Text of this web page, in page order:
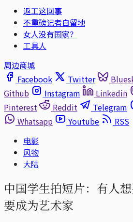
返工这回事
不重磅记者自留地
女人没有国家？
工具人
周边商城
Facebook
Twitter
Github
Instagram Linkedin
Pinterest
Reddit Telegram
Whatsapp
Youtube
RSS
电影
风物
大陆
中国学生拍短片：有人
要成为艺术家